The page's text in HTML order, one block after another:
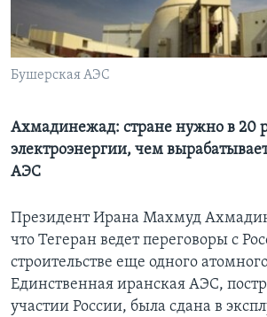
Learning English
СОЦИАЛЬНЫЕ СЕТИ
Языки
Бушерская АЭС
Ахмадинежад: стране нужно в 20
электроэнергии, чем
АЭС
Президент Ирана Махмуд
что Тегеран ведет переговоры с
строительстве еще одного
Единственная иранская АЭС,
участии России, была сдана в